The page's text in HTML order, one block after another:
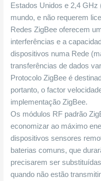
Estados Unidos e 2,4
mundo, e não requerem
Redes ZigBee oferecem
interferências e a
dispositivos numa Rede
transferências de dados
Protocolo ZigBee é
portanto, o factor
implementação ZigBee.
Os módulos RF padrão
economizar ao máximo
dispositivos sensores
baterias comuns, que
precisarem ser
quando não estão